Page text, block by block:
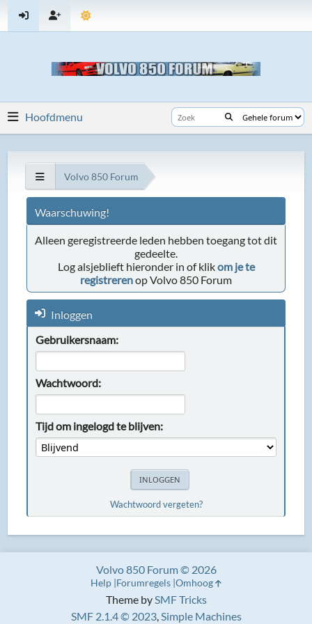
Hoofdmenu
Volvo 850 Forum
Waarschuwing!
Alleen geregistreerde leden hebben toegang tot dit
gedeelte.
Log alsjeblieft hieronder in of klikom je te
registrerenop Volvo 850 Forum
Inloggen
Gebruikersnaam:
Wachtwoord:
Tijd om ingelogd te blijven:
Wachtwoord vergeten?
Theme bySMF Tricks
SMF 2.1.4 © 2023,Simple Machines
Volvo 850 Forum © 2026
Help Forumregels Omhoog